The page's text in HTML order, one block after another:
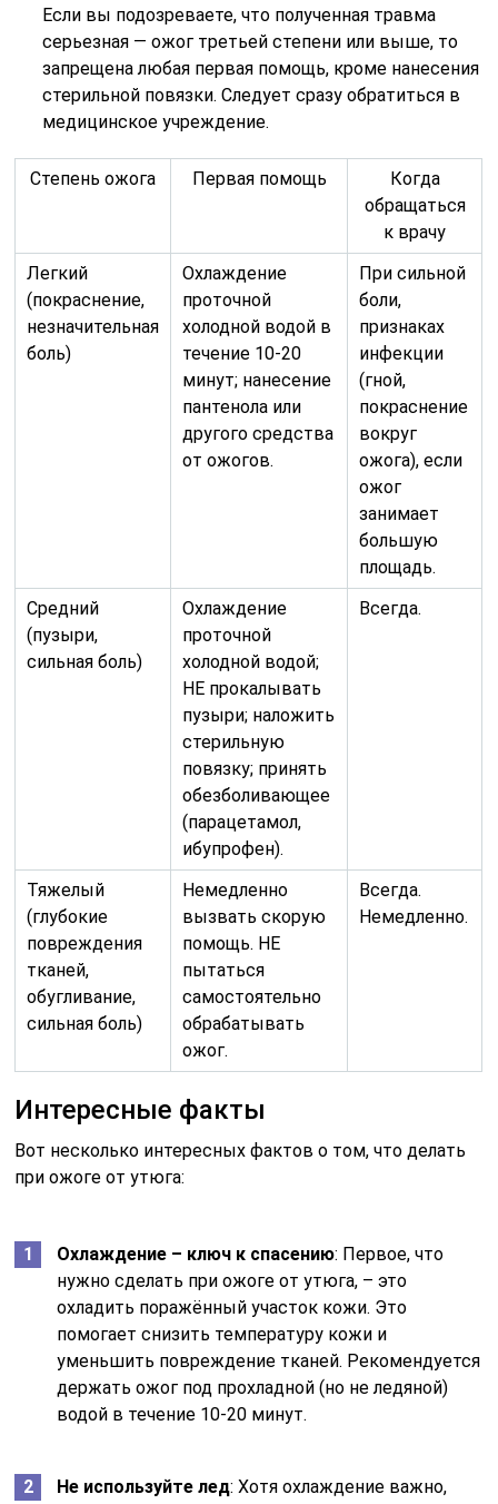
Если вы подозреваете, что полученная травма
серьезная — ожог третьей степени или выше, то
запрещена любая первая помощь, кроме нанесения
стерильной повязки. Следует сразу обратиться в
медицинское учреждение.
Степень ожога Первая помощь
Когда
обращаться
к врачу
Легкий
(покраснение,
незначительная
боль)
Охлаждение
проточной
холодной водой в
течение 10-20
минут; нанесение
пантенола или
другого средства
от ожогов.
При сильной
боли,
признаках
инфекции
(гной,
покраснение
вокруг
ожога), если
ожог
занимает
большую
площадь.
Средний
(пузыри,
сильная боль)
Охлаждение
проточной
холодной водой;
НЕ прокалывать
пузыри; наложить
стерильную
повязку; принять
обезболивающее
(парацетамол,
ибупрофен).
Всегда.
Тяжелый
(глубокие
повреждения
тканей,
обугливание,
сильная боль)
Немедленно
вызвать скорую
помощь. НЕ
пытаться
самостоятельно
обрабатывать
ожог.
Всегда.
Немедленно.
Интересные факты
Вот несколько интересных фактов о том, что делать
при ожоге от утюга:
Охлаждение – ключ к спасению: Первое, что
нужно сделать при ожоге от утюга, – это
охладить поражённый участок кожи. Это
помогает снизить температуру кожи и
уменьшить повреждение тканей. Рекомендуется
держать ожог под прохладной (но не ледяной)
водой в течение 10-20 минут.
Не используйте лед: Хотя охлаждение важно,